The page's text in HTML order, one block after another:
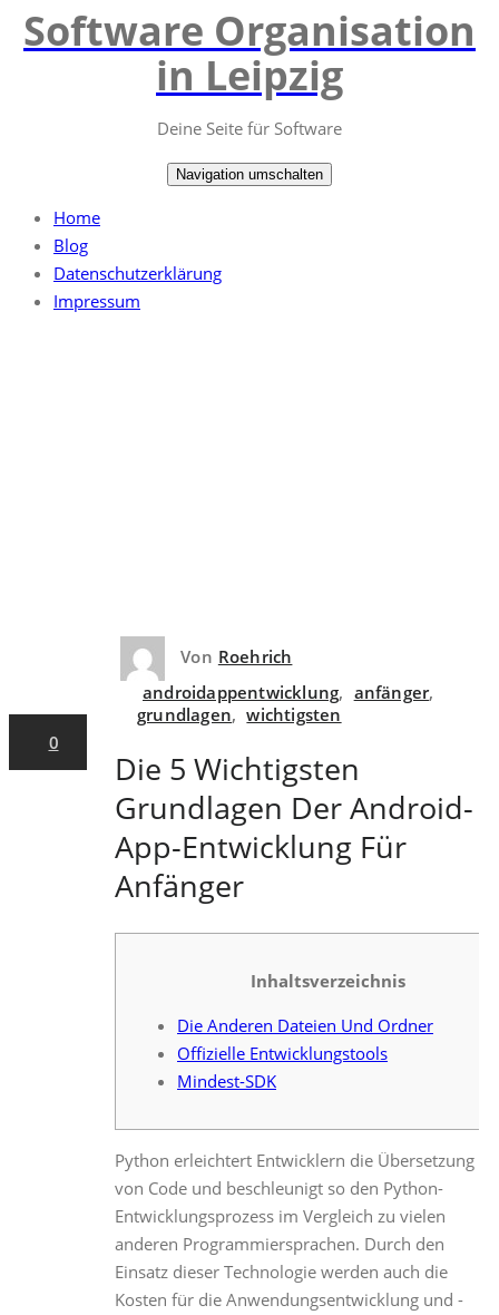
Springe
zum
Software Organisation
in Leipzig
Deine Seite für Software
Navigation umschalten
Home
Blog
Datenschutzerklärung
Impressum
0
Von Roehrich
androidappentwicklung, anfänger,
grundlagen, wichtigsten
Die 5 Wichtigsten
Grundlagen Der Android-
App-Entwicklung Für
Anfänger
Inhaltsverzeichnis
Die Anderen Dateien Und Ordner
Offizielle Entwicklungstools
Mindest-SDK
Python erleichtert Entwicklern die Übersetzung
von Code und beschleunigt so den Python-
Entwicklungsprozess im Vergleich zu vielen
anderen Programmiersprachen. Durch den
Einsatz dieser Technologie werden auch die
Kosten für die Anwendungsentwicklung und -